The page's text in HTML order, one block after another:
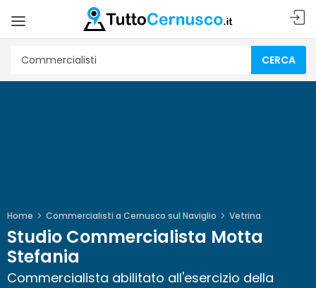
CERCA
Home Commercialisti a Cernusco sul Naviglio Vetrina
Studio Commercialista Motta
Stefania
Commercialista abilitato all'esercizio della